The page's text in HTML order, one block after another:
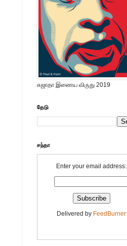
சுஜாதா இணைய விருது 2019
தேடு
சந்தா
Enter your email address:
Delivered by FeedBurner